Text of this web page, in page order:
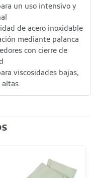
un uso intensivo y
de acero inoxidable
mediante palanca
con cierre de
viscosidades bajas,
altas